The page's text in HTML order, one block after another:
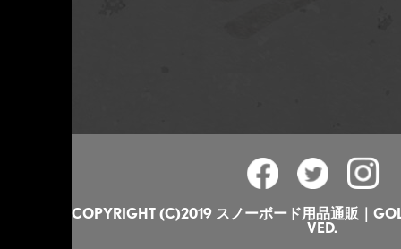
COPYRIGHT (C)2019 スノーボード用品通販｜
VED.